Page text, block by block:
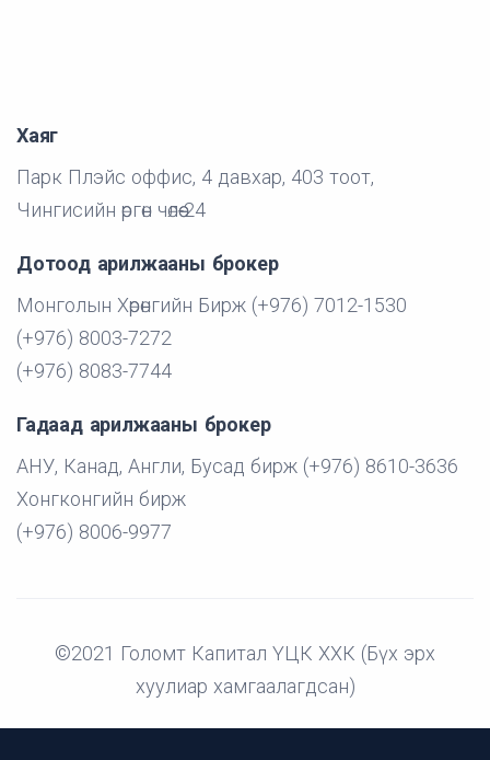
Хаяг
Парк Плэйс оффис, 4 давхар, 403 тоот,
Чингисийн өргөн чөлөө-24
Дотоод арилжааны брокер
Монголын Хөрөнгийн Бирж (+976) 7012-1530
(+976) 8003-7272
(+976) 8083-7744
Гадаад арилжааны брокер
АНУ, Канад, Англи, Бусад бирж (+976) 8610-3636
Хонгконгийн бирж
(+976) 8006-9977
©2021 Голомт Капитал ҮЦК ХХК (Бүх эрх
хуулиар хамгаалагдсан)